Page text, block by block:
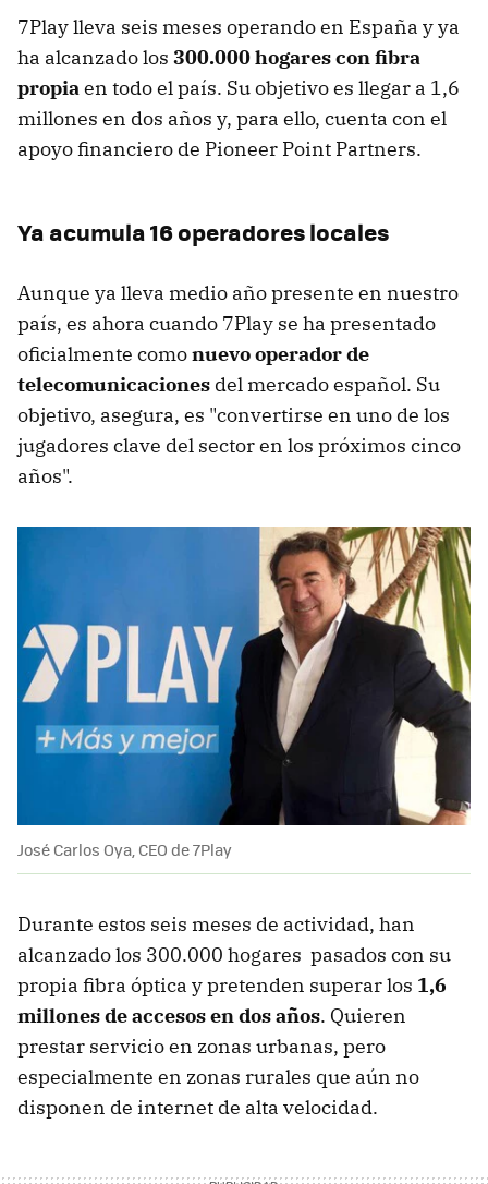
7Play lleva seis meses operando en España y ya
ha alcanzado los 300.000 hogares con fibra
propiaen todo el país. Su objetivo es llegar a 1,6
millones en dos años y, para ello, cuenta con el
apoyo financiero de Pioneer Point Partners.
Ya acumula 16 operadores locales
Aunque ya lleva medio año presente en nuestro
país, es ahora cuando 7Play se ha presentado
oficialmente comonuevo operador de
telecomunicaciones del mercado español. Su
objetivo, asegura, es "convertirse en uno de los
jugadores clave del sector en los próximos cinco
años".
José Carlos Oya, CEO de 7Play
Durante estos seis meses de actividad, han
alcanzado los 300.000 hogares pasados con su
propia fibra óptica y pretenden superar los 1,6
millones de accesos en dos años. Quieren
prestar servicio en zonas urbanas, pero
especialmente en zonas rurales que aún no
disponen de internet de alta velocidad.